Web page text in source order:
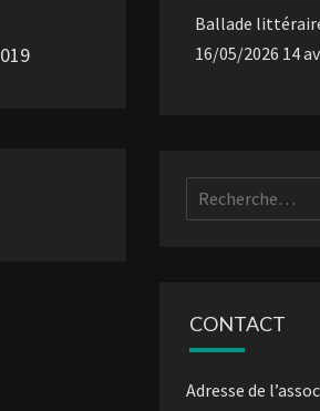
Ballade
16/05/2026 14
Rechercher :
CONTACT
Adresse de